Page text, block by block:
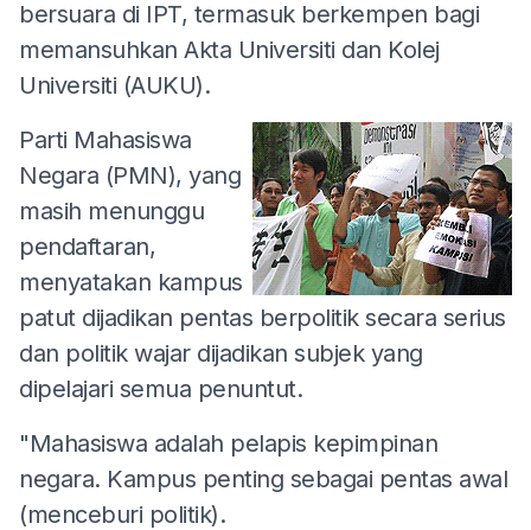
bersuara di IPT, termasuk berkempen bagi
memansuhkan Akta Universiti dan Kolej
Universiti (AUKU).
Parti Mahasiswa
Negara (PMN), yang
masih menunggu
pendaftaran,
menyatakan kampus
patut dijadikan pentas berpolitik secara serius
dan politik wajar dijadikan subjek yang
dipelajari semua penuntut.
"Mahasiswa adalah pelapis kepimpinan
negara. Kampus penting sebagai pentas awal
(menceburi politik).